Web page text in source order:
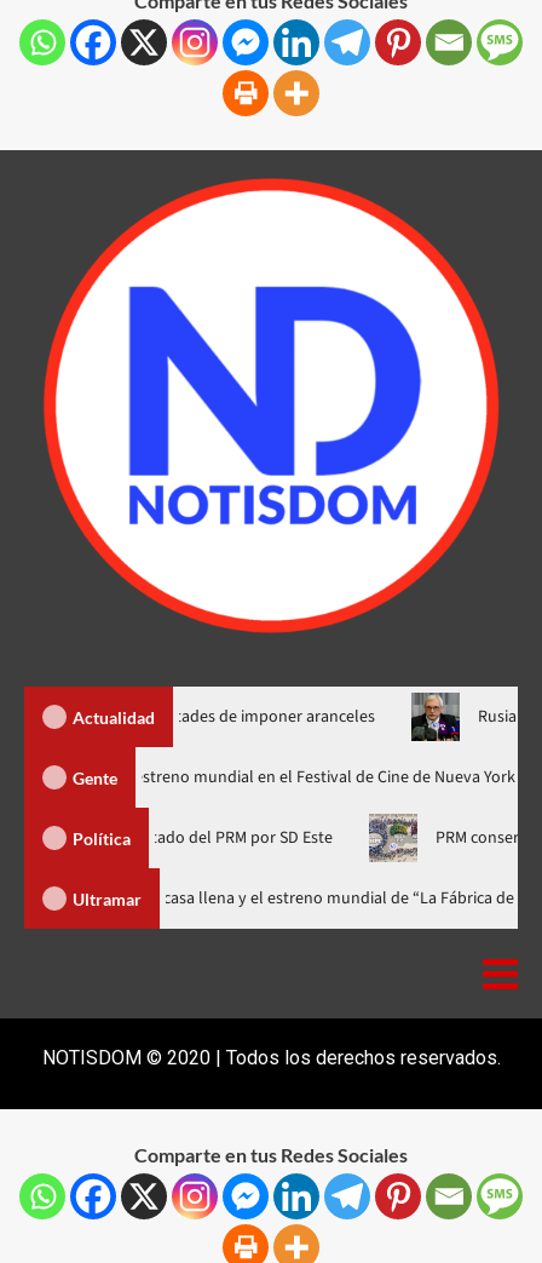
Actualidad
nuevas facultades de imponer aranceles Rusia condiciona
Gente
Minus Zero» tendrá su estreno mundial en el Festival de Cine de
Política
diputado del PRM por SD Este PRM conserva el
Ultramar
celebra 15 años con una gala a casa llena y el estreno mundial de “La
NOTISDOM © 2020 | Todos los derechos reservados.
Comparte en tus Redes Sociales